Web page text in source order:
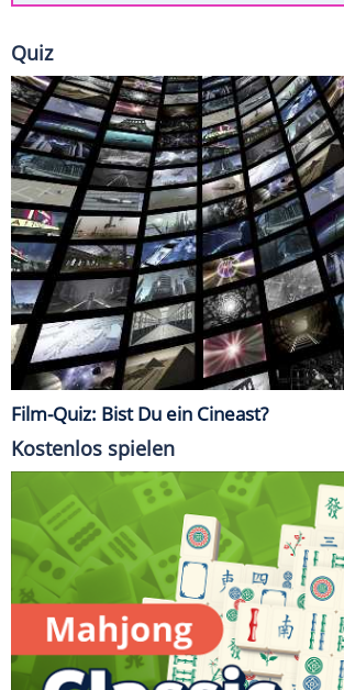
Quiz
Film-Quiz: Bist Du ein Cineast?
Kostenlos spielen